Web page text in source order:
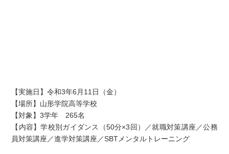
【実施日】令和3年6月11日（金）
【場所】山形学院高等学校
【対象】3学年 265名
【内容】学校別ガイダンス（50分×3回）／就職対策講座／公務
員対策講座／進学対策講座／SBTメンタルトレーニング